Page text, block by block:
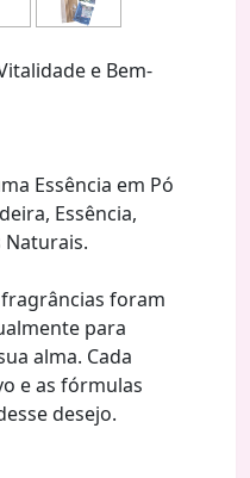
e Bem-
Essência em Pó
Essência,
Naturais.
fragrâncias foram
para
alma. Cada
e as fórmulas
desejo.